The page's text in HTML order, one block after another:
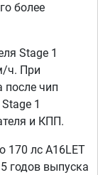
более
Stage 1
ч. При
после чип
1
и КПП.
170 лс A16LET
годов выпуска